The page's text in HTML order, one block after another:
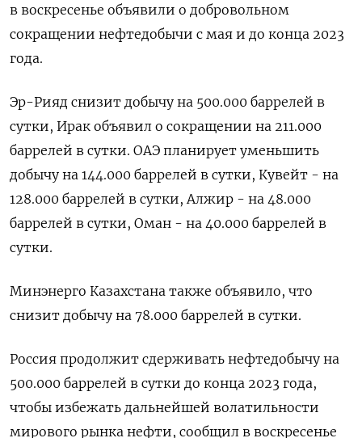
в воскресенье объявили о добровольном
сокращении нефтедобычи с мая и до конца 2023
года.
Эр-Рияд снизит добычу на 500.000 баррелей в
сутки, Ирак объявил о сокращении на 211.000
баррелей в сутки. ОАЭ планирует уменьшить
добычу на 144.000 баррелей в сутки, Кувейт - на
128.000 баррелей в сутки, Алжир - на 48.000
баррелей в сутки, Оман - на 40.000 баррелей в
сутки.
Минэнерго Казахстана также объявило, что
снизит добычу на 78.000 баррелей в сутки.
Россия продолжит сдерживать нефтедобычу на
500.000 баррелей в сутки до конца 2023 года,
чтобы избежать дальнейшей волатильности
мирового рынка нефти, сообщил в воскресенье